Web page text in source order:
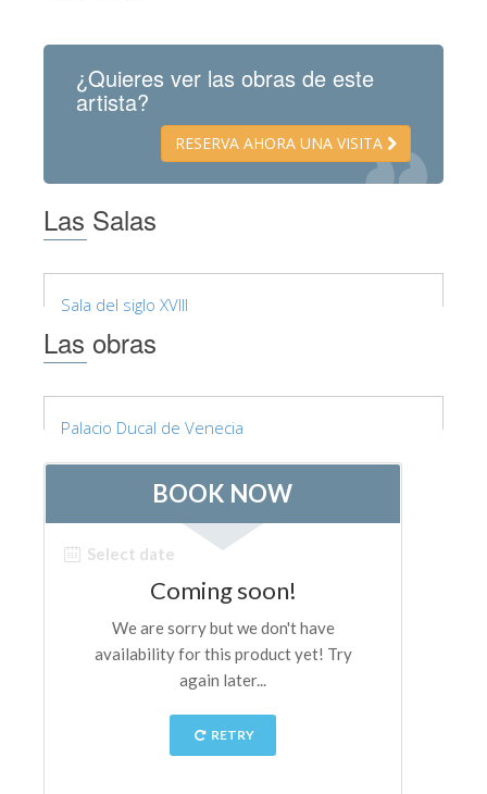
¿Quieres ver las obras de este
artista?
RESERVA AHORA UNA VISITA
Las Salas
Sala del siglo XVIII
Las obras
Palacio Ducal de Venecia